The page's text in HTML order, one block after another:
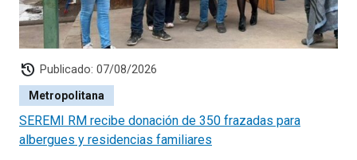
history Publicado: 07/08/2026
Metropolitana
SEREMI RM recibe donación de 350 frazadas para
albergues y residencias familiares